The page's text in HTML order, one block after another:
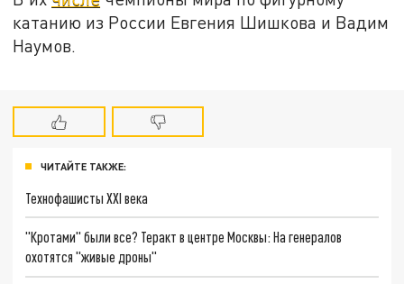
катанию из России Евгения Шишкова и Вадим
Наумов.
ЧИТАЙТЕ ТАКЖЕ:
Технофашисты XXI века
"Кротами" были все? Теракт в центре Москвы: На генералов
охотятся "живые дроны"